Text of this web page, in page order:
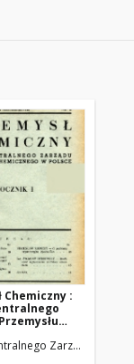
w Polsce
Chemiczny :
Zarządu